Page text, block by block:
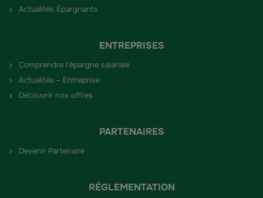
Actualités Épargnants
ENTREPRISES
Comprendre l'épargne salariale
Actualités – Entreprise
Découvrir nos offres
PARTENAIRES
Devenir Partenaire
RÉGLEMENTATION